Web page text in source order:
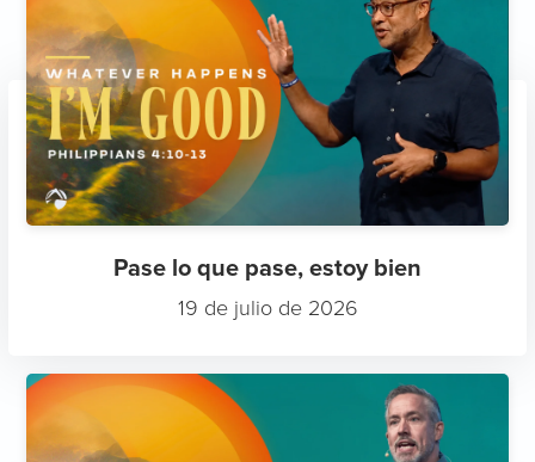
Pase lo que pase, estoy bien
19 de julio de 2026